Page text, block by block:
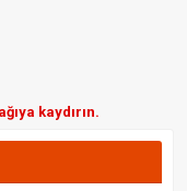
kaydırın.